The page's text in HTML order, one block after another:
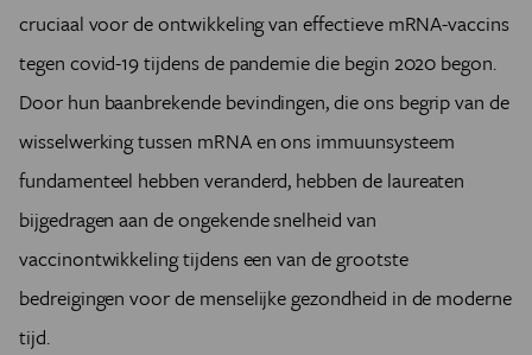
cruciaal voor de ontwikkeling van effectieve mRNA-vaccins
tegen covid-19 tijdens de pandemie die begin 2020 begon.
Door hun baanbrekende bevindingen, die ons begrip van de
wisselwerking tussen mRNA en ons immuunsysteem
fundamenteel hebben veranderd, hebben de laureaten
bijgedragen aan de ongekende snelheid van
vaccinontwikkeling tijdens een van de grootste
bedreigingen voor de menselijke gezondheid in de moderne
tijd.